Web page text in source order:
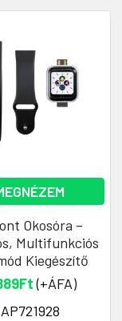
Okosóra –
Multifunkciós
Kiegészítő
(+ÁFA)
AP721928